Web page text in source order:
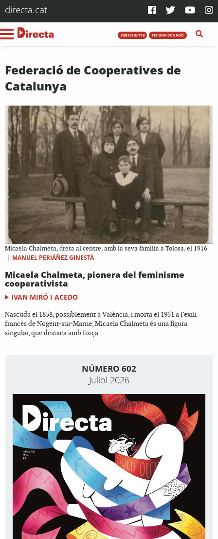
directa.cat
SUBSCRIU-T'HI FES UNA DONACIÓ
Federació de Cooperatives de
Catalunya
Micaela Chalmeta, dreta al centre, amb la seva família a Tolosa, el 1916
| MANUEL PERIÁÑEZ GINESTÀ
Micaela Chalmeta, pionera del feminisme
cooperativista
IVAN MIRÓ I ACEDO
Nascuda el 1858, possiblement a València, i morta el 1951 a l’exili
francès de Nogent-sur-Marne, Micaela Chalmeta és una figura
singular, que destaca amb força...
NÚMERO 602
Juliol 2026